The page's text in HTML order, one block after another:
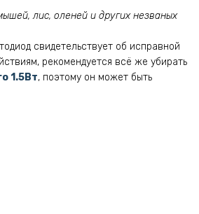
лис, оленей и других незваных
свидетельствует об исправной
рекомендуется всё же убирать
1.5Вт, поэтому он может быть